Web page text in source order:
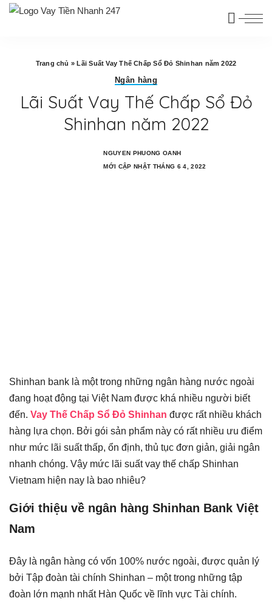
Trang chủ »Lãi Suất Vay Thế Chấp Sổ Đỏ Shinhan năm 2022
Ngân hàng
Lãi Suất Vay Thế Chấp Sổ Đỏ
Shinhan năm 2022
NGUYEN PHUONG OANH
MỚI CẬP NHẬT THÁNG 6 4, 2022
Shinhan bank là một trong những ngân hàng nước ngoài
đang hoạt động tại Việt Nam được khá nhiều người biết
đến. Vay Thế Chấp Sổ Đỏ Shinhan được rất nhiều khách
hàng lựa chọn. Bởi gói sản phẩm này có rất nhiều ưu điểm
như mức lãi suất thấp, ổn định, thủ tục đơn giản, giải ngân
nhanh chóng. Vậy mức lãi suất vay thế chấp Shinhan
Vietnam hiện nay là bao nhiêu?
Giới thiệu về ngân hàng Shinhan Bank Việt
Nam
Đây là ngân hàng có vốn 100% nước ngoài, được quản lý
bởi Tập đoàn tài chính Shinhan – một trong những tập
đoàn lớn mạnh nhất Hàn Quốc về lĩnh vực Tài chính.